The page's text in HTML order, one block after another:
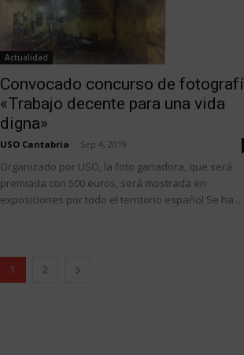
Actualidad
Convocado concurso de
«Trabajo decente para una vida
digna»
USO Cantabria Sep 4, 2019
Organizado por USO, la foto ganadora, que será
premiada con 500 euros, será mostrada en
exposiciones por todo el territorio español Se ha...
1 2